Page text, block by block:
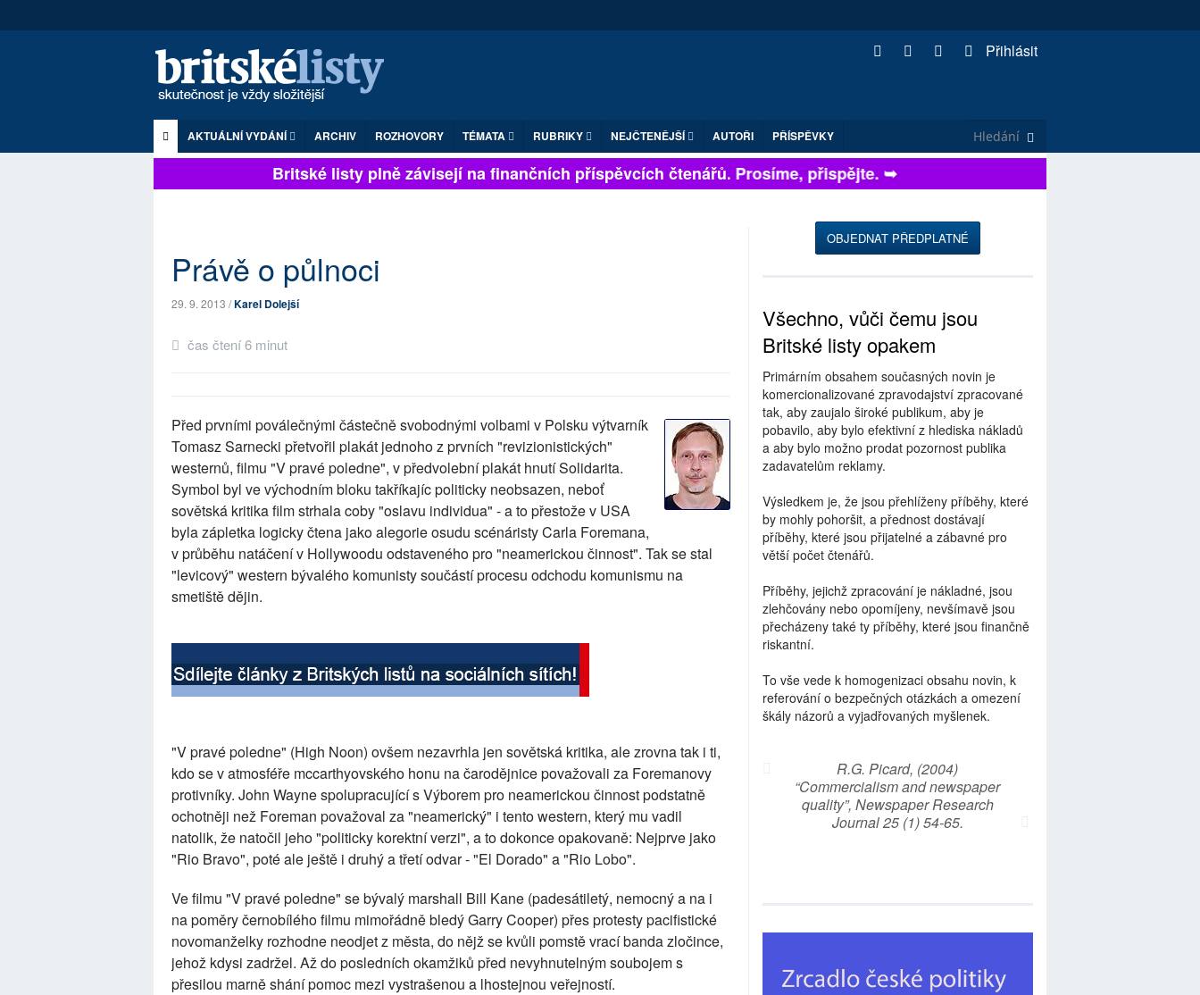
Přihlásit
AKTUÁLNÍ VYDÁNÍ ARCHIV ROZHOVORY TÉMATA RUBRIKY NEJČTENĚJŠÍ AUTOŘI PŘÍSPĚVKY
Britské listy plně závisejí na finančních příspěvcích čtenářů. Prosíme, přispějte. ➥
Právě o půlnoci
29. 9. 2013 /Karel Dolejší
čas čtení 6 minut
Před prvními poválečnými částečně svobodnými volbami v Polsku výtvarník
Tomasz Sarnecki přetvořil plakát jednoho z prvních "revizionistických"
westernů, filmu "V pravé poledne", v předvolební plakát hnutí Solidarita.
Symbol byl ve východním bloku takříkajíc politicky neobsazen, neboť
sovětská kritika film strhala coby "oslavu individua" - a to přestože v USA
byla zápletka logicky čtena jako alegorie osudu scénáristy Carla Foremana,
v průběhu natáčení v Hollywoodu odstaveného pro "neamerickou činnost". Tak se stal
"levicový" western bývalého komunisty součástí procesu odchodu komunismu na
smetiště dějin.
"V pravé poledne" (High Noon) ovšem nezavrhla jen sovětská kritika, ale zrovna tak i ti,
kdo se v atmosféře mccarthyovského honu na čarodějnice považovali za Foremanovy
protivníky. John Wayne spolupracující s Výborem pro neamerickou činnost podstatně
ochotněji než Foreman považoval za "neamerický" i tento western, který mu vadil
natolik, že natočil jeho "politicky korektní verzi", a to dokonce opakovaně: Nejprve jako
"Rio Bravo", poté ale ještě i druhý a třetí odvar - "El Dorado" a "Rio Lobo".
Ve filmu "V pravé poledne" se bývalý marshall Bill Kane (padesátiletý, nemocný a na i
na poměry černobílého filmu mimořádně bledý Garry Cooper) přes protesty pacifistické
novomanželky rozhodne neodjet z města, do nějž se kvůli pomstě vrací banda zločince,
jehož kdysi zadržel. Až do posledních okamžiků před nevyhnutelným soubojem s
přesilou marně shání pomoc mezi vystrašenou a lhostejnou veřejností.
OBJEDNAT PŘEDPLATNÉ
Všechno, vůči čemu jsou
Britské listy opakem
Primárním obsahem současných novin je
komercionalizované zpravodajství zpracované
tak, aby zaujalo široké publikum, aby je
pobavilo, aby bylo efektivní z hlediska nákladů
a aby bylo možno prodat pozornost publika
zadavatelům reklamy.
Výsledkem je, že jsou přehlíženy příběhy, které
by mohly pohoršit, a přednost dostávají
příběhy, které jsou přijatelné a zábavné pro
větší počet čtenářů.
Příběhy, jejichž zpracování je nákladné, jsou
zlehčovány nebo opomíjeny, nevšímavě jsou
přecházeny také ty příběhy, které jsou finančně
riskantní.
To vše vede k homogenizaci obsahu novin, k
referování o bezpečných otázkách a omezení
škály názorů a vyjadřovaných myšlenek.
R.G. Picard, (2004)
“Commercialism and newspaper
quality”, Newspaper Research
Journal 25 (1) 54-65.